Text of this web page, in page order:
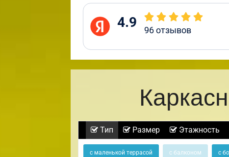
4.9 96отзывов
Тип Размер Этажность
с маленькой террасой с балконом с